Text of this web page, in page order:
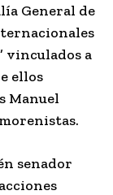
General de
vinculados a
ellos
Manuel
senador